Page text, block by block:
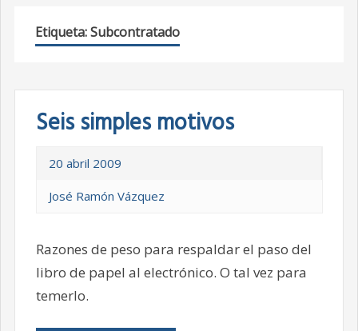
Etiqueta:Subcontratado
Seis simples motivos
20 abril 2009
José Ramón Vázquez
Razones de peso para respaldar el paso del
libro de papel al electrónico. O tal vez para
temerlo.